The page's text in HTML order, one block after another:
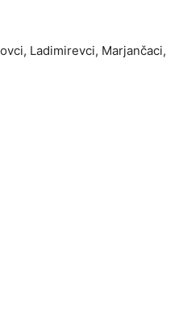
Ladimirevci, Marjančaci,